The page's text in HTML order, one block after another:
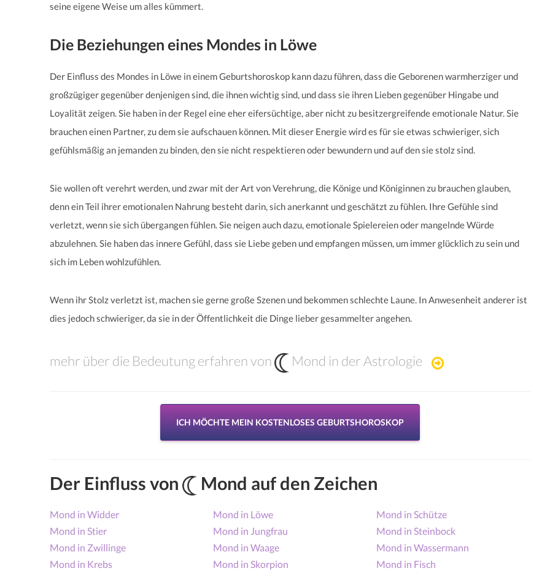
seine eigene Weise um alles kümmert.
Die Beziehungen eines Mondes in Löwe
Der Einfluss des Mondes in Löwe in einem Geburtshoroskop kann dazu führen, dass die Geborenen warmherziger und
großzügiger gegenüber denjenigen sind, die ihnen wichtig sind, und dass sie ihren Lieben gegenüber Hingabe und
Loyalität zeigen. Sie haben in der Regel eine eher eifersüchtige, aber nicht zu besitzergreifende emotionale Natur. Sie
brauchen einen Partner, zu dem sie aufschauen können. Mit dieser Energie wird es für sie etwas schwieriger, sich
gefühlsmäßig an jemanden zu binden, den sie nicht respektieren oder bewundern und auf den sie stolz sind.
Sie wollen oft verehrt werden, und zwar mit der Art von Verehrung, die Könige und Königinnen zu brauchen glauben,
denn ein Teil ihrer emotionalen Nahrung besteht darin, sich anerkannt und geschätzt zu fühlen. Ihre Gefühle sind
verletzt, wenn sie sich übergangen fühlen. Sie neigen auch dazu, emotionale Spielereien oder mangelnde Würde
abzulehnen. Sie haben das innere Gefühl, dass sie Liebe geben und empfangen müssen, um immer glücklich zu sein und
sich im Leben wohlzufühlen.
Wenn ihr Stolz verletzt ist, machen sie gerne große Szenen und bekommen schlechte Laune. In Anwesenheit anderer ist
dies jedoch schwieriger, da sie in der Öffentlichkeit die Dinge lieber gesammelter angehen.
mehr über die Bedeutung erfahren von Mond in der Astrologie
ICH MÖCHTE MEIN KOSTENLOSES GEBURTSHOROSKOP
Der Einfluss von Mond auf den Zeichen
Mond in Widder
Mond in Stier
Mond in Zwillinge
Mond in Krebs
Mond in Löwe
Mond in Jungfrau
Mond in Waage
Mond in Skorpion
Mond in Schütze
Mond in Steinbock
Mond in Wassermann
Mond in Fisch